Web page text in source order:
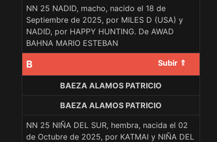
NN 25 NADID, macho, nacido el 18 de
Septiembre de 2025, por MILES D (USA) y
NADID, por HAPPY HUNTING. De AWAD
BAHNA MARIO ESTEBAN
B Subir ⇑
BAEZA ALAMOS PATRICIO
BAEZA ALAMOS PATRICIO
NN 25 NIÑA DEL SUR, hembra, nacida el 02
de Octubre de 2025, por KATMAI y NIÑA DEL